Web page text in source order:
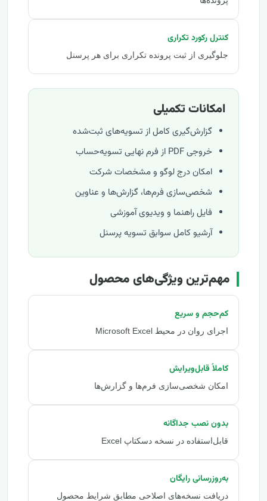
کنترل رکورد تکراری
جلوگیری از ثبت پرونده تکراری برای هر پرسنل
امکانات تکمیلی
گزارش‌گیری کامل از تسویه‌های ثبت‌شده
خروجی PDF از فرم نهایی تسویه‌حساب
امکان درج لوگو و مشخصات شرکت
شخصی‌سازی فرم‌ها، گزارش‌ها و عناوین
فایل راهنما و ویدیوی آموزشی
آرشیو کامل سوابق تسویه پرسنل
مهم‌ترین ویژگی‌های محصول
کم‌حجم و سریع
اجرای روان در محیط Microsoft Excel
کاملاً قابل‌ویرایش
امکان شخصی‌سازی فرم‌ها و گزارش‌ها
بدون نصب جداگانه
قابل‌استفاده در نسخه دسکتاپ Excel
به‌روزرسانی رایگان
دریافت نسخه‌های اصلاحی مطابق شرایط محصول